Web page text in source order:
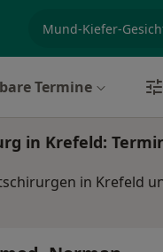
Termine
in Krefeld:
in Krefeld